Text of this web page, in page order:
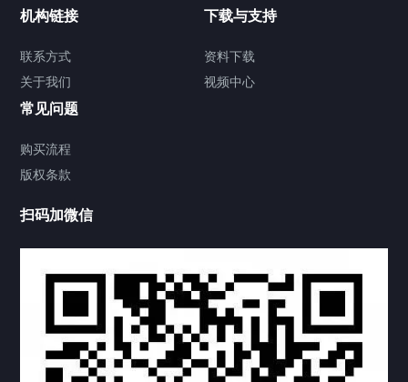
签署类文件海牙认证程序费用
视频中心
热门标签 TAG
机构链接
联系方式 关于我们
机构链接
联系方式
关于我们
下载与支持
资料下载
视频中心
常见问题
购买流程
版权条款
扫码加微信